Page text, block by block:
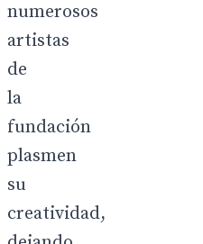
numerosos
artistas
de
la
fundación
plasmen
su
creatividad,